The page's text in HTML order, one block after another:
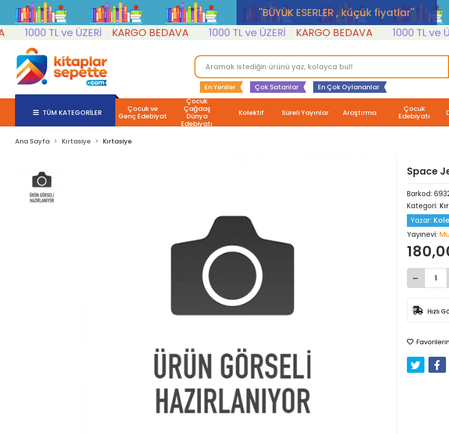
''BÜYÜK ESERLER , küçük fiyatlar''
1000 TL ve ÜZERİ
KARGO BEDAVA 1000 TL ve ÜZERİ KARGO BEDAVA 1000 TL ve
En Yeniler Çok Satanlar En Çok Oylananlar
TÜM KATEGORİLER Çocuk ve
Genç Edebiyat
Çocuk
Çağdaş
Dünya
Edebiyatı
Kolektif Süreli Yayınlar Araştırma Çocuk
Edebiyatı
Ana Sayfa Kırtasiye Kırtasiye
Space
Barkod:
Kategori:
Yazar:
Yayınevi:
Hızlı